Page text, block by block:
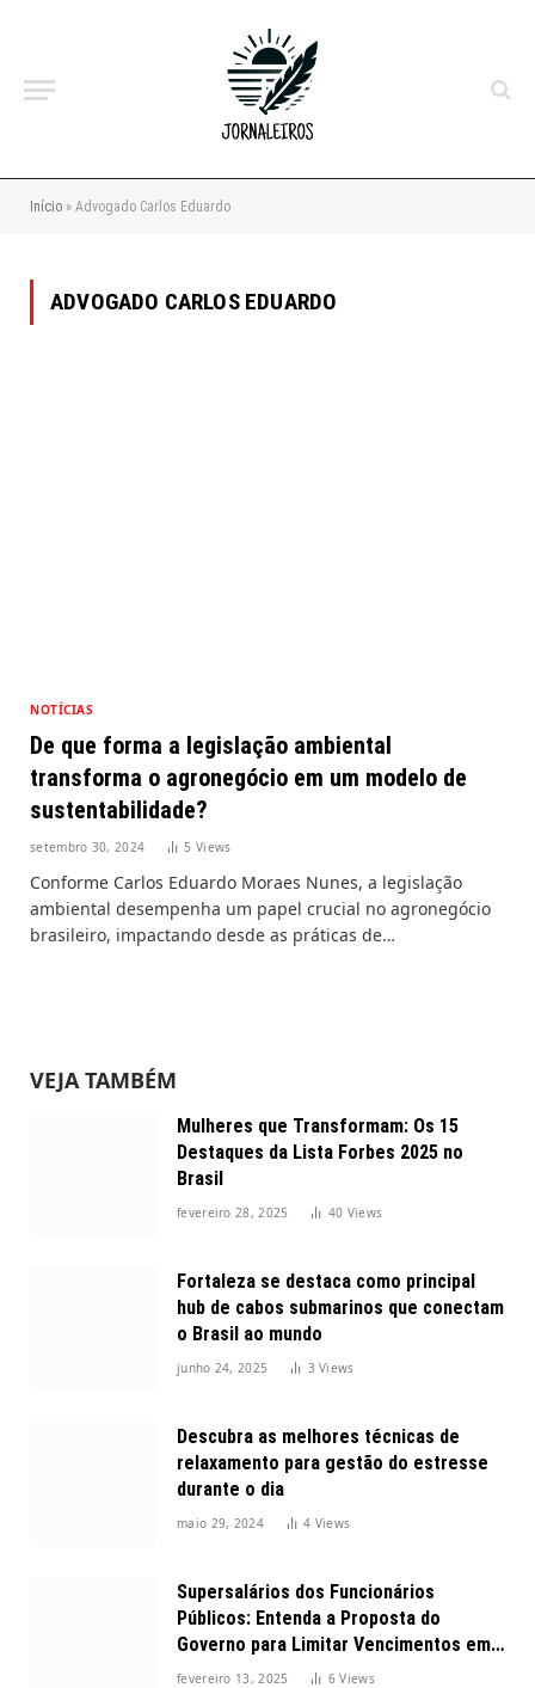
Início » Advogado Carlos Eduardo
ADVOGADO CARLOS EDUARDO
NOTÍCIAS
De que forma a legislação ambiental
transforma o agronegócio em um modelo de
sustentabilidade?
setembro 30, 2024 5Views
Conforme Carlos Eduardo Moraes Nunes, a legislação
ambiental desempenha um papel crucial no agronegócio
brasileiro, impactando desde as práticas de…
VEJA TAMBÉM
Mulheres que Transformam: Os 15
Destaques da Lista Forbes 2025 no
Brasil
fevereiro 28, 2025 40 Views
Fortaleza se destaca como principal
hub de cabos submarinos que conectam
o Brasil ao mundo
junho 24, 2025 3Views
Descubra as melhores técnicas de
relaxamento para gestão do estresse
durante o dia
maio 29, 2024 4 Views
Supersalários dos Funcionários
Públicos: Entenda a Proposta do
Governo para Limitar Vencimentos em
2025
fevereiro 13, 2025 6Views